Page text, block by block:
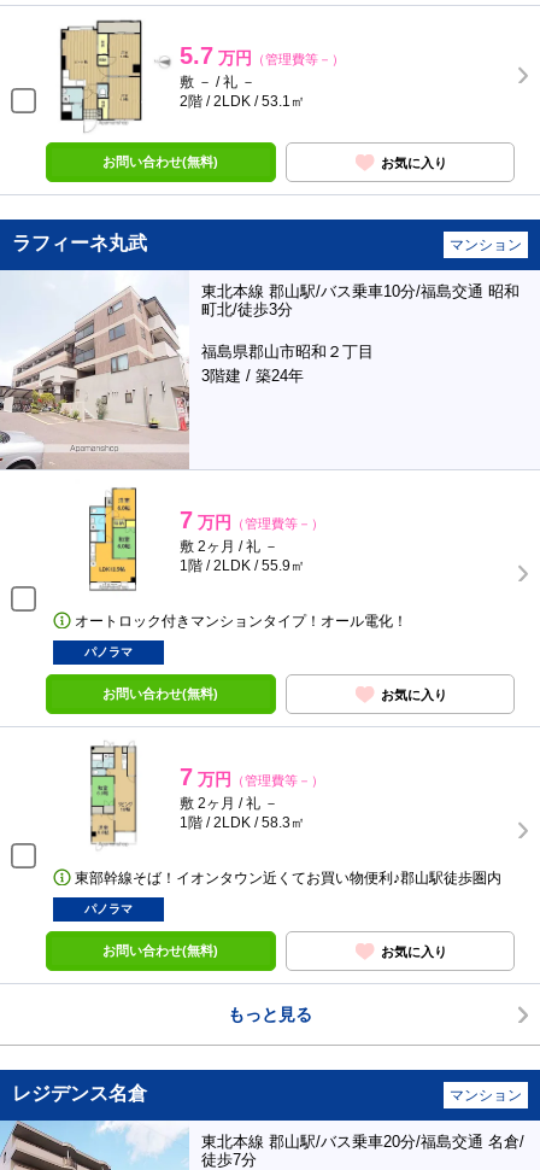
5.7 万円 （管理費等－）
敷 － / 礼 －
2階 / 2LDK / 53.1㎡
お問い合わせ(無料) お気に入り
ラフィーネ丸武 マンション
東北本線 郡山駅/バス乗車10分/福島交通 昭和
町北/徒歩3分
福島県郡山市昭和２丁目
3階建 / 築24年
7 万円 （管理費等－）
敷 2ヶ月 / 礼 －
1階 / 2LDK / 55.9㎡
オートロック付きマンションタイプ！オール電化！
パノラマ
お問い合わせ(無料) お気に入り
7 万円 （管理費等－）
敷 2ヶ月 / 礼 －
1階 / 2LDK / 58.3㎡
東部幹線そば！イオンタウン近くてお買い物便利♪郡山駅徒歩圏内
パノラマ
お問い合わせ(無料) お気に入り
もっと見る
レジデンス名倉 マンション
東北本線 郡山駅/バス乗車20分/福島交通 名倉/
徒歩7分